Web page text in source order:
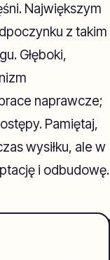
Największym
z takim
Głęboki,
naprawcze;
Pamiętaj,
wysiłku, ale w
i odbudowę.